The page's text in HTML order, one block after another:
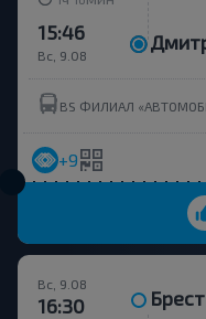
Вс, 9.08
15:46
+9
Вс, 9.08
16:30 Брест